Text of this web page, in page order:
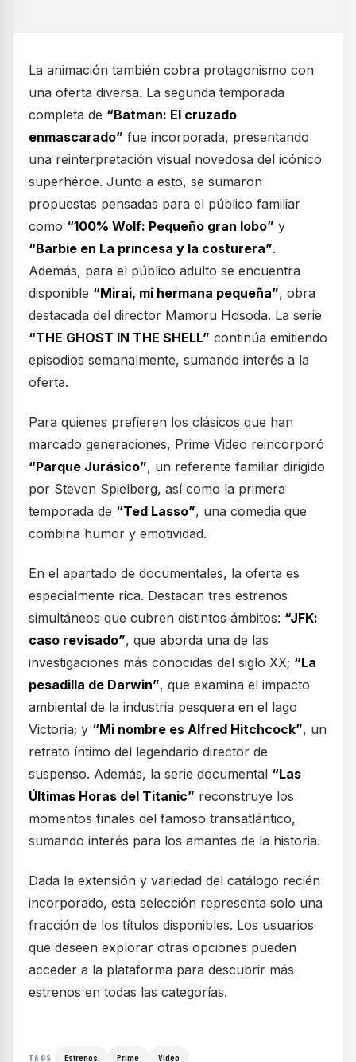
La animación también cobra protagonismo con
una oferta diversa. La segunda temporada
completa de “Batman: El cruzado
enmascarado” fue incorporada, presentando
una reinterpretación visual novedosa del icónico
superhéroe. Junto a esto, se sumaron
propuestas pensadas para el público familiar
como “100% Wolf: Pequeño gran lobo” y
“Barbie en La princesa y la costurera”.
Además, para el público adulto se encuentra
disponible “Mirai, mi hermana pequeña”, obra
destacada del director Mamoru Hosoda. La serie
“THE GHOST IN THE SHELL” continúa emitiendo
episodios semanalmente, sumando interés a la
oferta.
Para quienes prefieren los clásicos que han
marcado generaciones, Prime Video reincorporó
“Parque Jurásico”, un referente familiar dirigido
por Steven Spielberg, así como la primera
temporada de “Ted Lasso”, una comedia que
combina humor y emotividad.
En el apartado de documentales, la oferta es
especialmente rica. Destacan tres estrenos
simultáneos que cubren distintos ámbitos: “JFK:
caso revisado”, que aborda una de las
investigaciones más conocidas del siglo XX; “La
pesadilla de Darwin”, que examina el impacto
ambiental de la industria pesquera en el lago
Victoria; y “Mi nombre es Alfred Hitchcock”, un
retrato íntimo del legendario director de
suspenso. Además, la serie documental “Las
Últimas Horas del Titanic” reconstruye los
momentos finales del famoso transatlántico,
sumando interés para los amantes de la historia.
Dada la extensión y variedad del catálogo recién
incorporado, esta selección representa solo una
fracción de los títulos disponibles. Los usuarios
que deseen explorar otras opciones pueden
acceder a la plataforma para descubrir más
estrenos en todas las categorías.
TAGS Estrenos Prime Video